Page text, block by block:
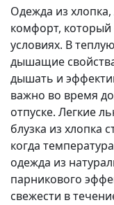
Одежда из
комфорт, который
условиях. В
дышащие
дышать и
важно во время
отпуске. Легкие
блузка из хлопка
когда
одежда из
парникового
свежести в